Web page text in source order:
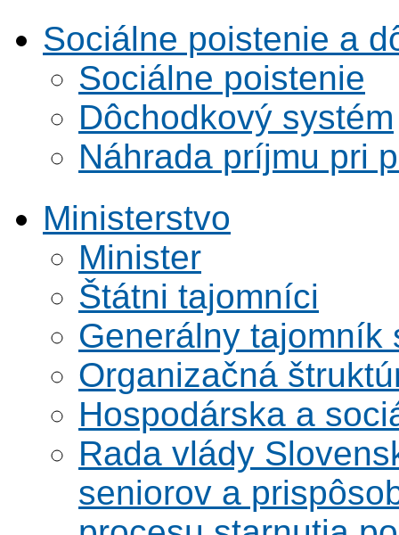
Sociálne poistenie a
Sociálne poistenie
Dôchodkový systém
Náhrada príjmu pri
Ministerstvo
Minister
Štátni tajomníci
Generálny tajomník
Organizačná
Hospodárska a
Rada vlády
seniorov a